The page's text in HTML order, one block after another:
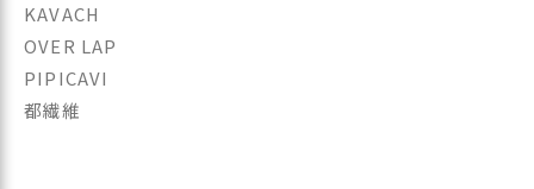
KAVACH
OVER LAP
PIPICAVI
都繊維